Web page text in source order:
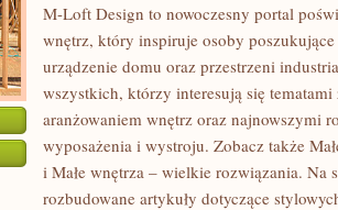
M-Loft Design to nowoczesny portal
wnętrz, który inspiruje osoby
urządzenie domu oraz przestrzeni
wszystkich, którzy interesują się
aranżowaniem wnętrz oraz najnowszymi
wyposażenia i wystroju. Zobacz także
i Małe wnętrza – wielkie rozwiązania. Na
rozbudowane artykuły dotyczące